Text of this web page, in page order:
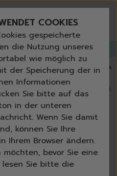
Bestseller
Angebote der Woche
Neu
Essentials für dein Zuhause
Universal & Ökoprodukte
Spring by Jenna
Sets
Reiniger
Küche
Bad | WC
Fenster | Glas | Spiegel
Möbelreiniger
Bodenreiniger
Wischmopps | Besen |
Außenreiniger
bestellen
bis zu 30%Rabatt erhalten!
⭐️ 4,8 TrustPilot score📦
von Schuhen vor
von
Teil 1
2024 7 min
COOKIES
gespeicherte
die Nutzung unseres
wie möglich zu
der Speicherung der in
Informationen
Sie bitte auf das
in der unteren
Wenn Sie damit
können Sie Ihre
Ihrem Browser ändern.
möchten, bevor Sie eine
Sie bitte die